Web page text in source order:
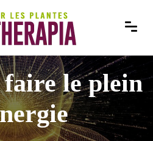
le plein